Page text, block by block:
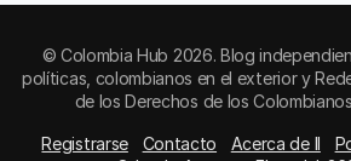
© Colombia Hub 2026. Blog
políticas, colombianos en el exterior y
de los Derechos de los
Registrarse Contacto Acerca de II